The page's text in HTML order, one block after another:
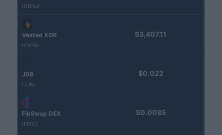
(STINJ)
Vested XOR
(VXOR)
$3,407.11
JDB
(JDB)
$0.022
FibSwap DEX
(FIBO)
$0.0085